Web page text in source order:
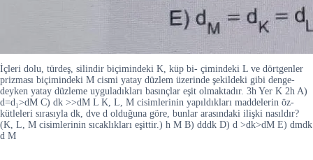
İçleri dolu, türdeş, silindir biçimindeki K, küp bi- çimindeki L ve dörtgenler
prizması biçimindeki M cismi yatay düzlem üzerinde şekildeki gibi denge-
deyken yatay düzleme uyguladıkları basınçlar eşit olmaktadır. 3h Yer K 2h A)
d=d₁>dM C) dk >>dM L K, L, M cisimlerinin yapıldıkları maddelerin öz-
kütleleri sırasıyla dk, dve d olduğuna göre, bunlar arasındaki ilişki nasıldır?
(K, L, M cisimlerinin sıcaklıkları eşittir.) h M B) dddk D) d >dk>dM E) dmdk
d M